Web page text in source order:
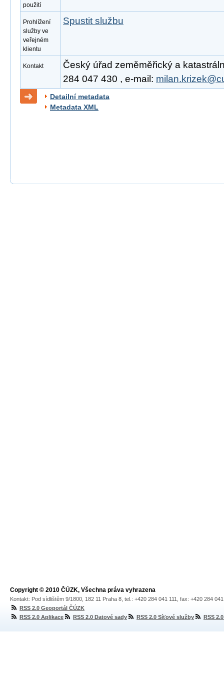
použití
Prohlížení
služby ve
veřejném
klientu
Spustit službu
Kontakt
Český úřad zeměměřický a
284 047 430 , e-mail:
Detailní metadata
Metadata XML
Copyright © 2010 ČÚZK, Všechna práva vyhrazena
Kontakt: Pod sídlištěm 9/1800, 182 11 Praha 8, tel.: +420 284 041 111, fax: +420 284
RSS 2.0 Geoportál ČÚZK
RSS 2.0 Aplikace
RSS 2.0 Datové sady RSS 2.0 Síťové služby RSS